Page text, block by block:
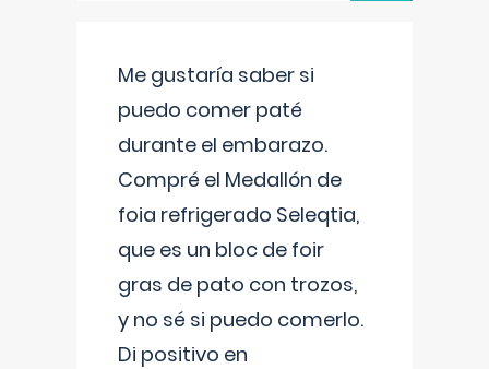
Me gustaría saber si
puedo comer paté
durante el embarazo.
Compré el Medallón de
foia refrigerado Seleqtia,
que es un bloc de foir
gras de pato con trozos,
y no sé si puedo comerlo.
Di positivo en